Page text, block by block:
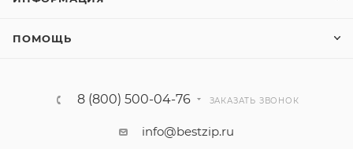
ПОМОЩЬ
8 (800) 500-04-76 ЗАКАЗАТЬ ЗВОНОК
info@bestzip.ru